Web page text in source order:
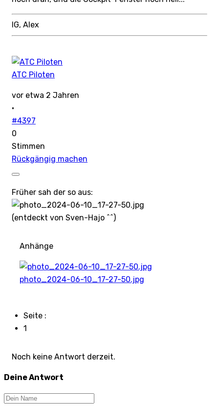
lG, Alex
ATC Piloten
vor etwa 2 Jahren
·
#4397
0
Stimmen
Rückgängig machen
Früher sah der so aus:
(entdeckt von Sven-Hajo ^^)
Anhänge
photo_2024-06-10_17-27-50.jpg
Seite :
1
Noch keine Antwort derzeit.
Deine Antwort